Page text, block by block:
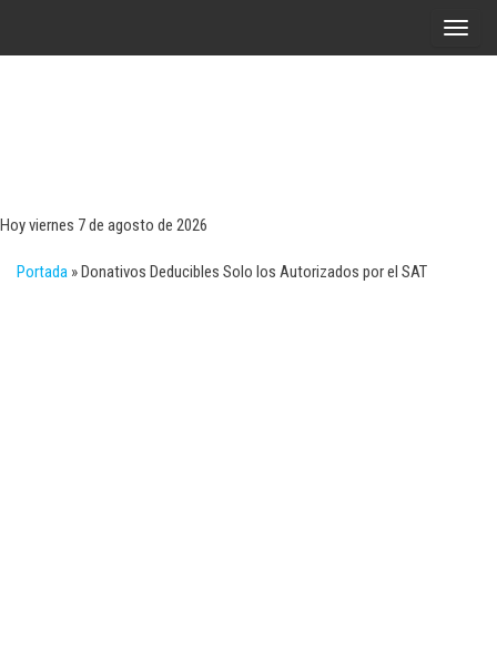
A
Hoy viernes 7 de agosto de 2026
Portada »Donativos Deducibles Solo los Autorizados por el SAT